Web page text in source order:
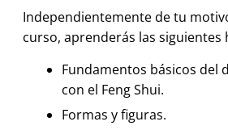
Independientemente de tu
curso, aprenderás las siguientes
Fundamentos básicos del
con el Feng Shui.
Formas y figuras.